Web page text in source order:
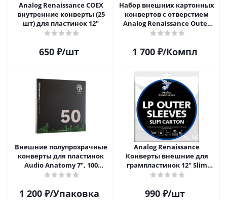
Analog Renaissance COEX
внутренние конверты (25
шт) для пластинок 12"
650 ₽/шт
Набор внешних картонных
конвертов с отверстием
Analog Renaissance Оuter
Carton Jacket, 10шт, AR-
1 700 ₽/Компл
Внешние полупрозрачные
конверты для пластинок
Audio Anatomy 7", 100
микрон, полиэтилен (50 шт)
1 200₽/Упаковка
Analog Renaissance
Конверты внешние для
грампластинок 12" Slim
Carton (25 шт)
990 ₽/шт